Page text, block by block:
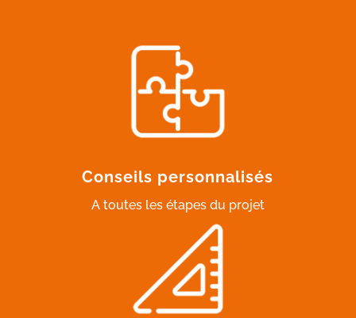
Conseils personnalisés
A toutes les étapes du projet